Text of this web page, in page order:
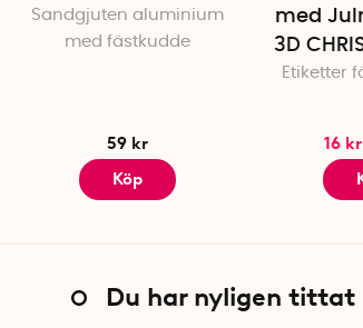
Sandgjuten aluminium
med fästkudde
59 kr
Köp
med
3D
Etiketter
16 kr
Du har nyligen tittat